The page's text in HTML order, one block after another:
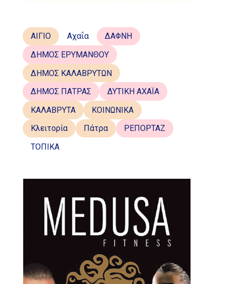
ΑΙΓΙΟ Αχαΐα
ΔΑΦΝΗ
ΔΗΜΟΣ ΕΡΥΜΑΝΘΟΥ
ΔΗΜΟΣ ΚΑΛΑΒΡΥΤΩΝ
ΔΗΜΟΣ ΠΑΤΡΑΣ
ΔΥΤΙΚΗ ΑΧΑΪΑ
ΚΑΛΑΒΡΥΤΑ
ΚΟΙΝΩΝΙΚΑ
Κλειτορία
Πάτρα
ΡΕΠΟΡΤΑΖ
ΤΟΠΙΚΑ